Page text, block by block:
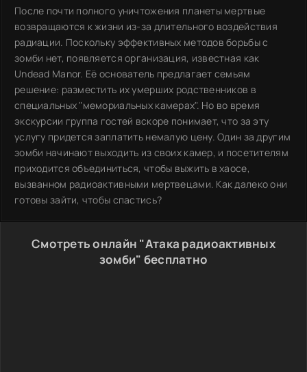
После почти полного уничтожения планеты мертвые
возвращаются к жизни из-за длительного воздействия
радиации. Поскольку эффективных методов борьбы с
зомби нет, появляется организация, известная как
Undead Manor. Её основатель предлагает семьям
решение: разместить их умерших родственников в
специальных "мемориальных камерах". Но во время
экскурсии группа гостей вскоре понимает, что за эту
услугу придется заплатить немалую цену. Один за другим
зомби начинают выходить из своих камер, и посетителям
приходится объединиться, чтобы выжить в хаосе,
вызванном радиоактивными мертвецами. Как далеко они
готовы зайти, чтобы спастись?
Смотреть онлайн "Атака радиоактивных
зомби" бесплатно